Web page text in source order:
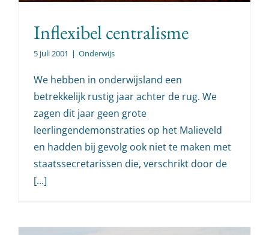
Inflexibel centralisme
5 juli 2001 | Onderwijs
We hebben in onderwijsland een
betrekkelijk rustig jaar achter de rug. We
zagen dit jaar geen grote
leerlingendemonstraties op het Malieveld
en hadden bij gevolg ook niet te maken met
staatssecretarissen die, verschrikt door de
[...]